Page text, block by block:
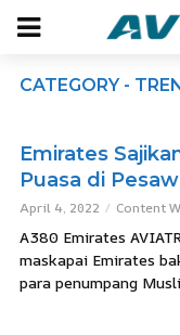
CATEGORY -
Emirates
Puasa di
April 4, 2022 Content
A380 Emirates
maskapai Emirates
para penumpang